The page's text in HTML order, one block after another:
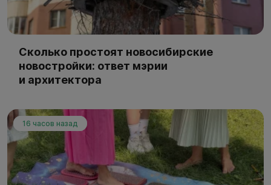
Сколько простоят новосибирские
новостройки: ответ мэрии
и архитектора
16 часов назад